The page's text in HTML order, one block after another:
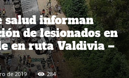
salud informan
de lesionados en
en ruta Valdivia –
de 2019 284